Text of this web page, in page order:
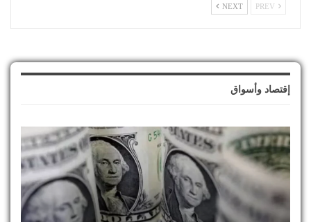
NEXT
إقتصاد وأسواق